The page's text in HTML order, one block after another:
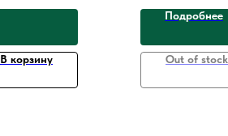
В корзину
системы.
Подробнее
Out of stock